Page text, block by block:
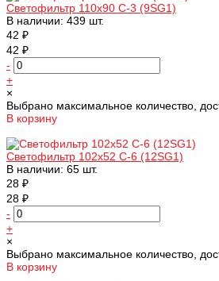
Светофильтр 110х90 С-3 (9SG1)
В наличии: 439 шт.
42 ₽
42 ₽
-
+
×
Выбрано максимальное количество,
В корзину
Светофильтр 102х52 С-6 (12SG1)
В наличии: 65 шт.
28 ₽
28 ₽
-
+
×
Выбрано максимальное количество,
В корзину